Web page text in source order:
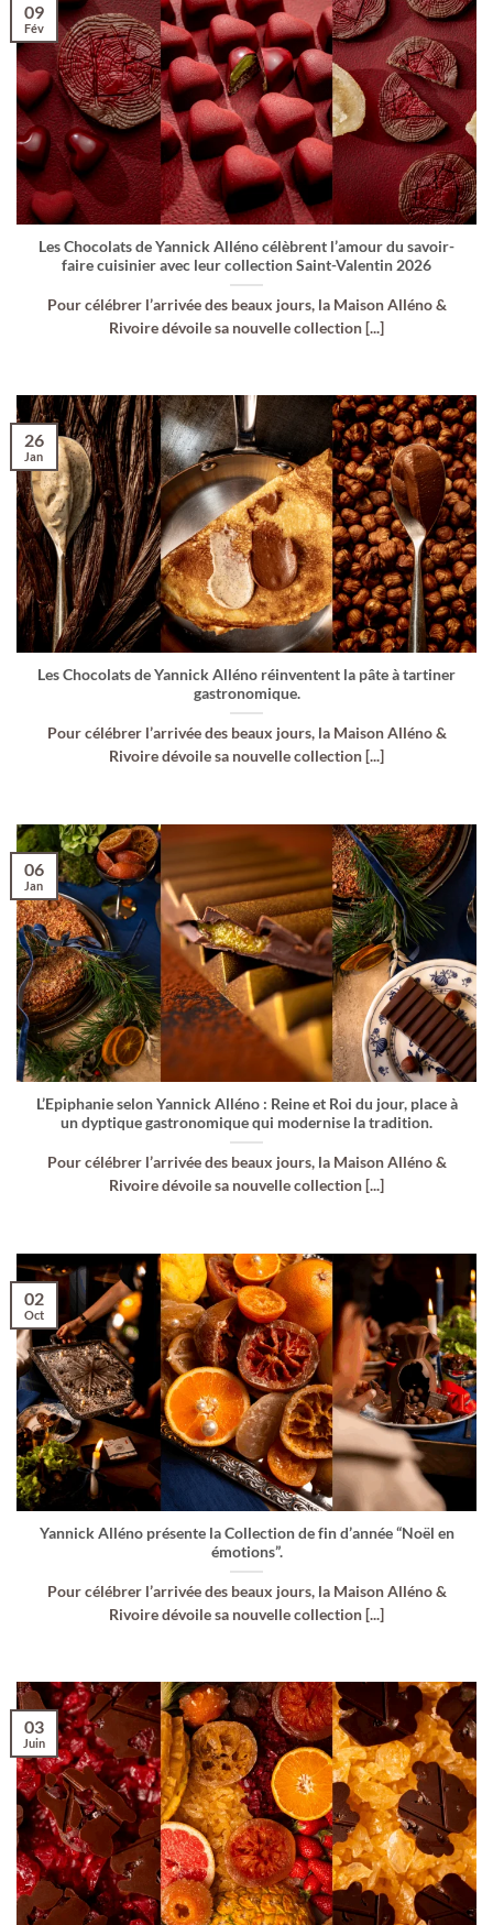
Les Chocolats de Yannick Alléno célèbrent l’amour du savoir-
faire cuisinier avec leur collection Saint-Valentin 2026
Pour célébrer l’arrivée des beaux jours, la Maison Alléno &
Rivoire dévoile sa nouvelle collection [...]
09
Fév
Les Chocolats de Yannick Alléno réinventent la pâte à tartiner
gastronomique.
Pour célébrer l’arrivée des beaux jours, la Maison Alléno &
Rivoire dévoile sa nouvelle collection [...]
26
Jan
L’Epiphanie selon Yannick Alléno : Reine et Roi du jour, place à
un dyptique gastronomique qui modernise la tradition.
Pour célébrer l’arrivée des beaux jours, la Maison Alléno &
Rivoire dévoile sa nouvelle collection [...]
06
Jan
Yannick Alléno présente la Collection de fin d’année “Noël en
émotions”.
Pour célébrer l’arrivée des beaux jours, la Maison Alléno &
Rivoire dévoile sa nouvelle collection [...]
02
Oct
03
Juin